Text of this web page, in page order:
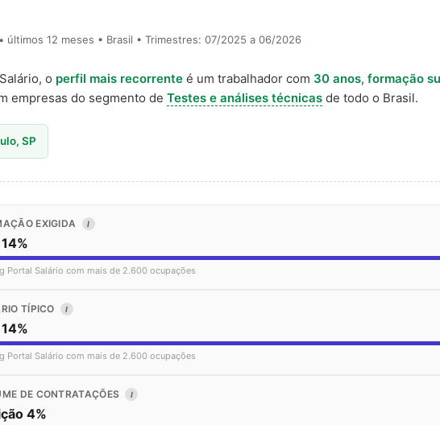
12 meses • Brasil • Trimestres: 07/2025 a 06/2026
o perfil mais recorrente é um trabalhador com 30 anos, formação
empresas do segmento de Testes e análises técnicas de todo o Brasil.
SP
EXIGIDA I
Portal Salário com mais de 2.600 ocupações
TÍPICO I
Portal Salário com mais de 2.600 ocupações
DE CONTRATAÇÕES I
4%